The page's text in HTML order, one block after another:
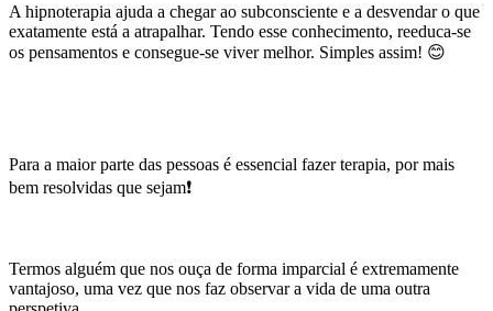
A hipnoterapia ajuda a chegar ao subconsciente e a desvendar o que
exatamente está a atrapalhar. Tendo esse conhecimento, reeduca-se
os pensamentos e consegue-se viver melhor. Simples assim! 😊
Para a maior parte das pessoas é essencial fazer terapia, por mais
bem resolvidas que sejam❗️
Termos alguém que nos ouça de forma imparcial é extremamente
vantajoso, uma vez que nos faz observar a vida de uma outra